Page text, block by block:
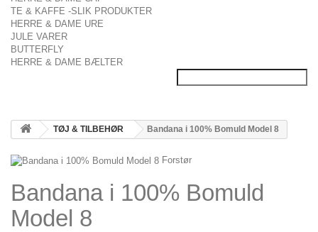
TE & KAFFE -SLIK PRODUKTER
HERRE & DAME URE
JULE VARER
BUTTERFLY
HERRE & DAME BÆLTER
TØJ & TILBEHØR Bandana i 100% Bomuld Model 8
Forstør
Bandana i 100% Bomuld
Model 8